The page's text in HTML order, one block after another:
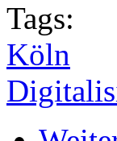
Tags:
Köln